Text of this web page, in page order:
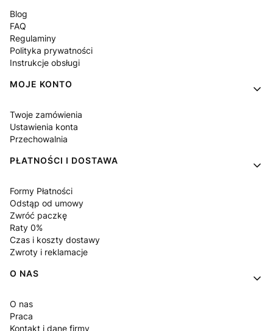
Blog
FAQ
Regulaminy
Polityka prywatności
Instrukcje obsługi
MOJE KONTO
Twoje zamówienia
Ustawienia konta
Przechowalnia
PŁATNOŚCI I DOSTAWA
Formy Płatności
Odstąp od umowy
Zwróć paczkę
Raty 0%
Czas i koszty dostawy
Zwroty i reklamacje
O NAS
O nas
Praca
Kontakt i dane firmy